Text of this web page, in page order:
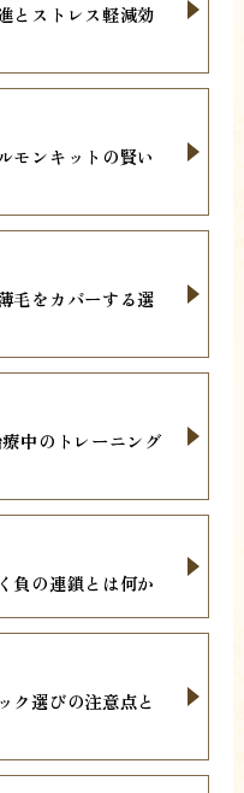
とストレス軽減効
モンキットの賢い
毛をカバーする選
中のトレーニング
負の連鎖とは何か
ク選びの注意点と